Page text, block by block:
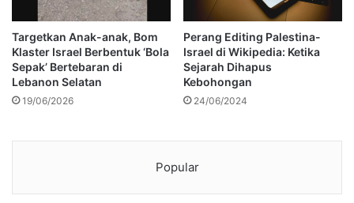
Targetkan Anak-anak, Bom
Klaster Israel Berbentuk ‘Bola
Sepak’ Bertebaran di
Lebanon Selatan
19/06/2026
Perang Editing Palestina-
Israel di Wikipedia: Ketika
Sejarah Dihapus
Kebohongan
24/06/2024
Popular